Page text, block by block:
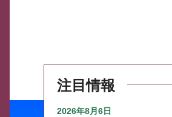
注目情報
2026年8月6日